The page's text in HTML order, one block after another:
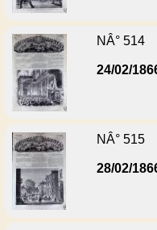
NÂ° 514
24/02/
NÂ° 515
28/02/